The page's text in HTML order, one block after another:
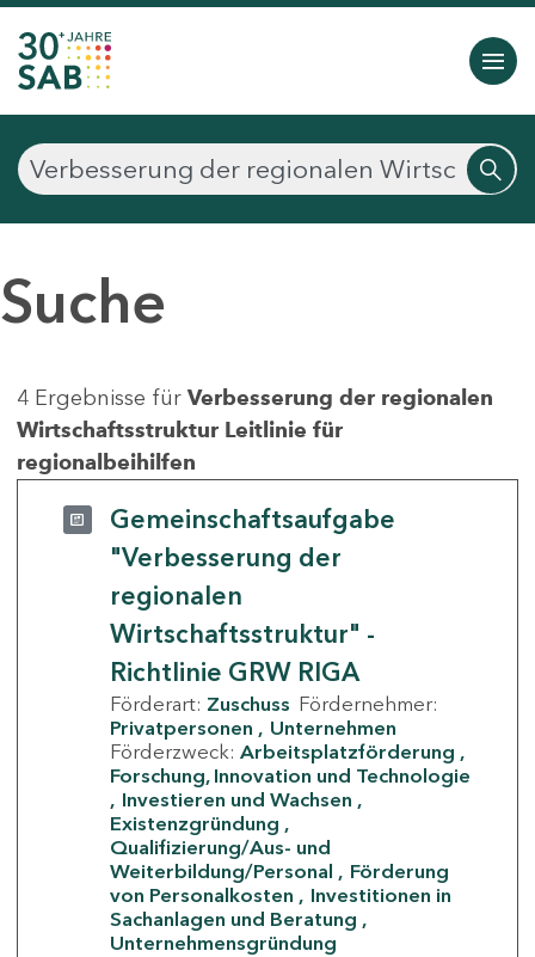
Suche
4 Ergebnisse für Verbesserung der regionalen
Wirtschaftsstruktur Leitlinie für
regionalbeihilfen
Gemeinschaftsaufgabe
"Verbesserung der
regionalen
Wirtschaftsstruktur" -
Richtlinie GRW RIGA
Förderart: Zuschuss Fördernehmer:
Privatpersonen
Unternehmen
Förderzweck: Arbeitsplatzförderung
Forschung, Innovation und Technologie
Investieren und Wachsen
Existenzgründung
Qualifizierung/Aus- und
Weiterbildung/Personal
Förderung
von Personalkosten
Investitionen in
Sachanlagen und Beratung
Unternehmensgründung